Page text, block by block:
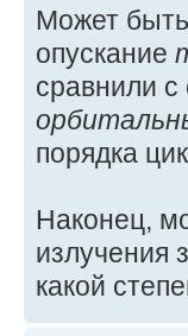
Может
опускание
сравнили
порядка
Наконец,
излучения
какой